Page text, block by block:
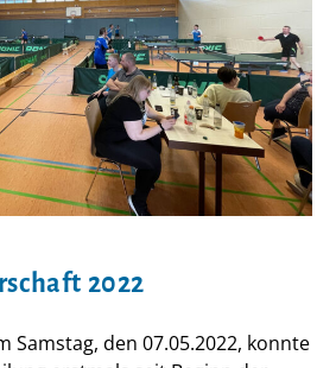
2022
Samstag, den 07.05.2022, konnte